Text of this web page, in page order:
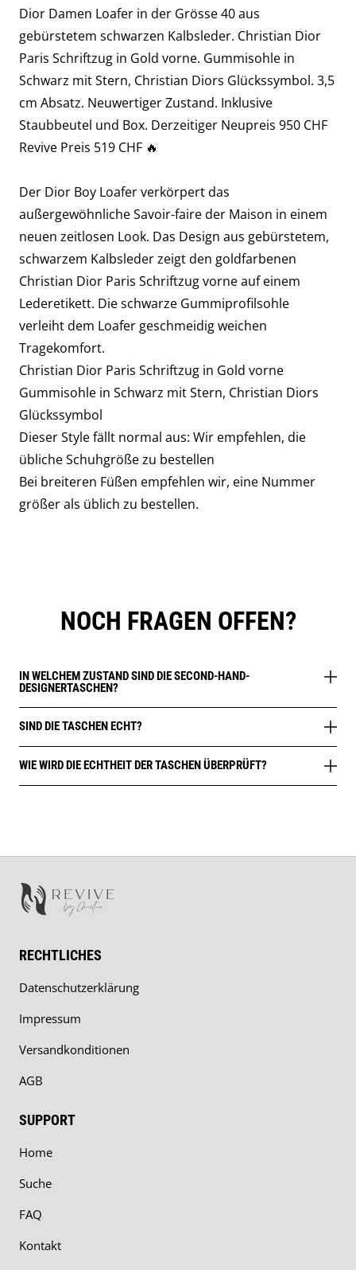
Dior Damen Loafer in der Grösse 40 aus
gebürstetem schwarzen Kalbsleder. Christian Dior
Paris Schriftzug in Gold vorne. Gummisohle in
Schwarz mit Stern, Christian Diors Glückssymbol. 3,5
cm Absatz. Neuwertiger Zustand. Inklusive
Staubbeutel und Box. Derzeitiger Neupreis 950 CHF
Revive Preis 519 CHF 🔥
Der Dior Boy Loafer verkörpert das
außergewöhnliche Savoir-faire der Maison in einem
neuen zeitlosen Look. Das Design aus gebürstetem,
schwarzem Kalbsleder zeigt den goldfarbenen
Christian Dior Paris Schriftzug vorne auf einem
Lederetikett. Die schwarze Gummiprofilsohle
verleiht dem Loafer geschmeidig weichen
Tragekomfort.
Christian Dior Paris Schriftzug in Gold vorne
Gummisohle in Schwarz mit Stern, Christian Diors
Glückssymbol
Dieser Style fällt normal aus: Wir empfehlen, die
übliche Schuhgröße zu bestellen
Bei breiteren Füßen empfehlen wir, eine Nummer
größer als üblich zu bestellen.
NOCH FRAGEN OFFEN?
IN WELCHEM ZUSTAND SIND DIE SECOND-HAND-
DESIGNERTASCHEN?
SIND DIE TASCHEN ECHT?
WIE WIRD DIE ECHTHEIT DER TASCHEN ÜBERPRÜFT?
RECHTLICHES
Datenschutzerklärung
Impressum
Versandkonditionen
AGB
SUPPORT
Home
Suche
FAQ
Kontakt